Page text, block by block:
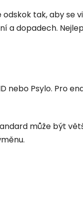
tak, aby se
a dopadech.
nebo Psylo. Pro
může být